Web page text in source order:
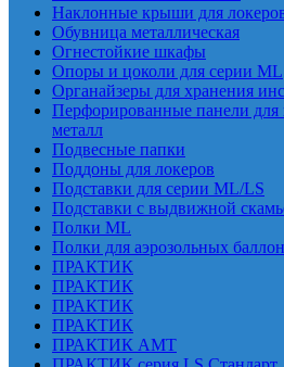
Наклонные крыши для
Обувница металлическая
Огнестойкие шкафы
Опоры и цоколи для серии ML
Органайзеры для хранения
Перфорированные панели для
металл
Подвесные папки
Поддоны для локеров
Подставки для серии ML/LS
Подставки с выдвижной
Полки ML
Полки для аэрозольных
ПРАКТИК
ПРАКТИК
ПРАКТИК
ПРАКТИК
ПРАКТИК AMT